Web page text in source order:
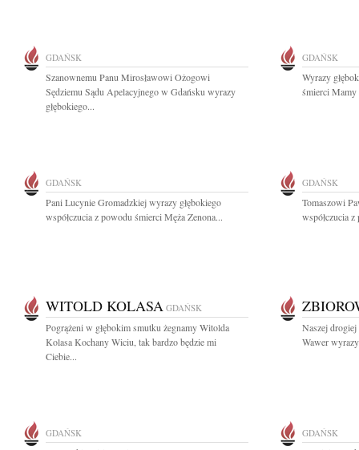
GDAŃSK
Szanownemu Panu Mirosławowi Ożogowi
Sędziemu Sądu Apelacyjnego w Gdańsku wyrazy
głębokiego...
GDAŃSK
Wyrazy
śmierci Mamy
GDAŃSK
Pani Lucynie Gromadzkiej wyrazy głębokiego
współczucia z powodu śmierci Męża Zenona...
GDAŃSK
Tomaszowi
współczucia
WITOLD KOLASA GDAŃSK
Pogrążeni w głębokim smutku żegnamy Witolda
Kolasa Kochany Wiciu, tak bardzo będzie mi
Ciebie...
Naszej drogiej
Wawer
GDAŃSK GDAŃSK